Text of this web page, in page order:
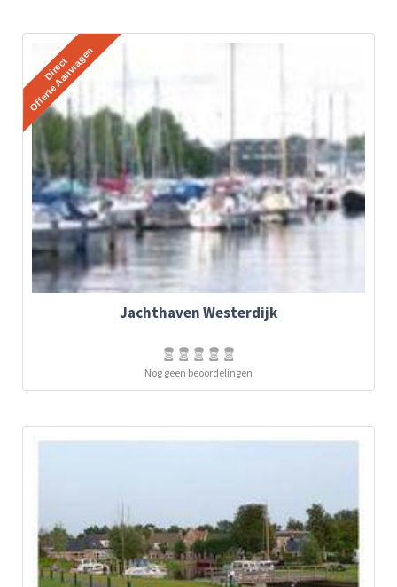
Jachthaven Westerdijk
Nog geen beoordelingen